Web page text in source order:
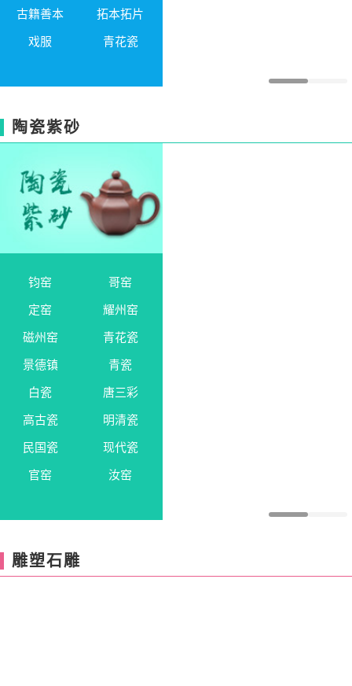
古籍善本 拓本拓片
戏服 青花瓷
陶瓷紫砂
钧窑 哥窑
定窑 耀州窑
磁州窑 青花瓷
景德镇 青瓷
白瓷 唐三彩
高古瓷 明清瓷
民国瓷 现代瓷
官窑 汝窑
雕塑石雕